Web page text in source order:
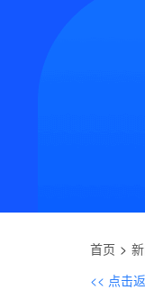
首页
<< 点击